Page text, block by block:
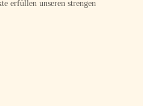
erfüllen unseren strengen